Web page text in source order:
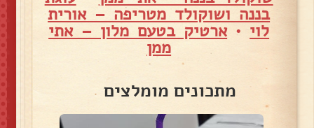
בננה ושוקולד מטריפה – אורית
לוי •ארטיק בטעם מלון – אתי
ממן
מתכונים מומלצים